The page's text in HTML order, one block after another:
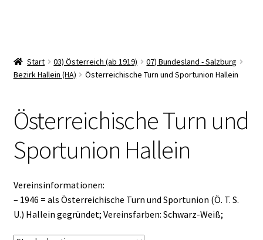
Start 03) Österreich (ab 1919)
07) Bundesland - Salzburg
Bezirk Hallein (HA)
Österreichische Turn und Sportunion Hallein
Österreichische Turn und
Sportunion Hallein
Vereinsinformationen:
– 1946 = als Österreichische Turn und Sportunion (Ö. T. S.
U.) Hallein gegründet; Vereinsfarben: Schwarz-Weiß;